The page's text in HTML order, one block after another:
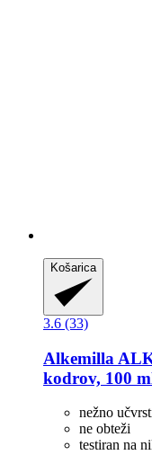
Košarica
3.6 (33)
Alkemilla
kodrov, 100
nežno
ne obteži
testiran na